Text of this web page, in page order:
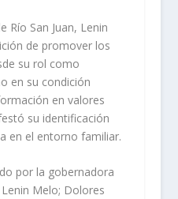
Río San Juan, Lenin
de promover los
su rol como
en su condición
en valores
su identificación
en el entorno familiar.
por la gobernadora
Melo; Dolores